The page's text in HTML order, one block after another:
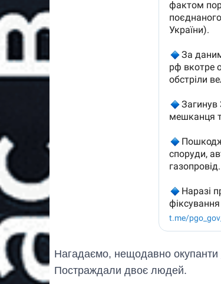
Нагадаємо, нещодавно окупанти
Постраждали двоє людей.